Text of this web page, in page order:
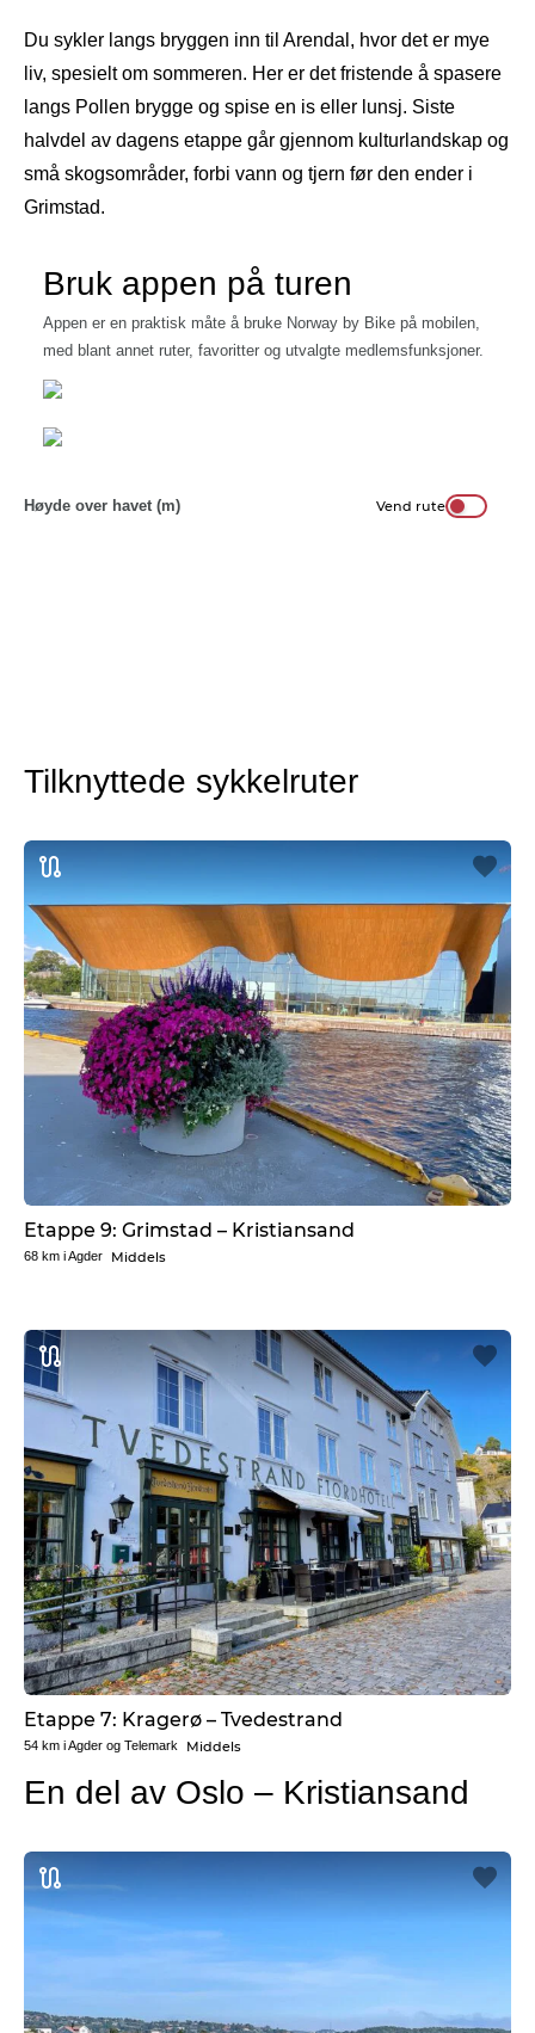
Du sykler langs bryggen inn til Arendal, hvor det er mye
liv, spesielt om sommeren. Her er det fristende å spasere
langs Pollen brygge og spise en is eller lunsj. Siste
halvdel av dagens etappe går gjennom kulturlandskap og
små skogsområder, forbi vann og tjern før den ender i
Grimstad.
Bruk appen på turen
Appen er en praktisk måte å bruke Norway by Bike på mobilen,
med blant annet ruter, favoritter og utvalgte medlemsfunksjoner.
Høyde over havet (m) Vend rute
Tilknyttede sykkelruter
Etappe 9: Grimstad – Kristiansand
68 km iAgder Middels
Etappe 7: Kragerø – Tvedestrand
54 km iAgder og Telemark Middels
En del av Oslo – Kristiansand